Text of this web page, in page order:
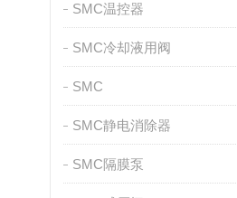
SMC温控器
SMC冷却液用阀
SMC
SMC静电消除器
SMC隔膜泵